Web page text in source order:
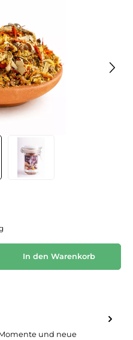
ein oder benutze die Schaltflächen um
In den Warenkorb
und neue